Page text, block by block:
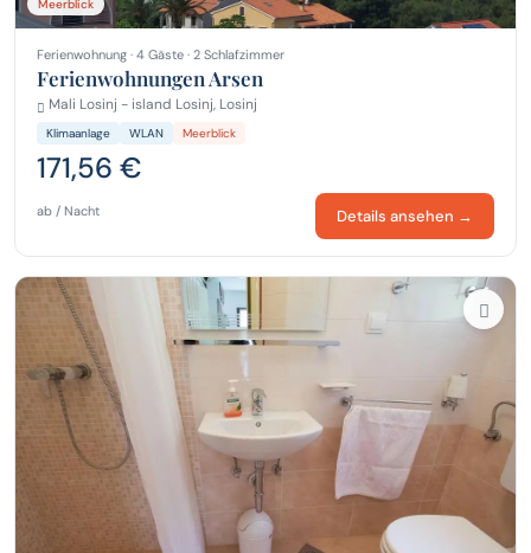
Meerblick
Ferienwohnung · 4 Gäste · 2 Schlafzimmer
Ferienwohnungen Arsen
Mali Losinj - island Losinj, Losinj
Klimaanlage WLAN Meerblick
171,56 €
ab / Nacht Details ansehen →